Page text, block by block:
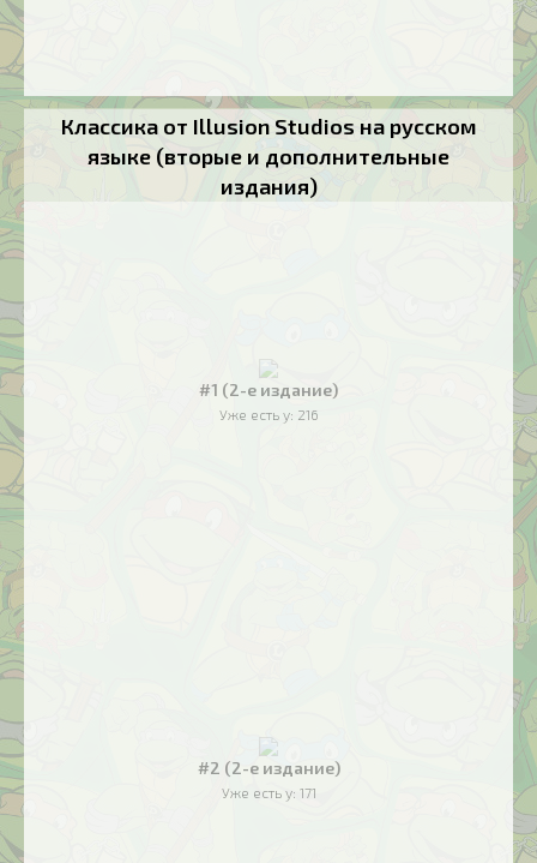
Классика от Illusion Studios на русском
языке (вторые и дополнительные
издания)
#1 (2-е издание)
Уже есть у: 216
#2 (2-е издание)
Уже есть у: 171